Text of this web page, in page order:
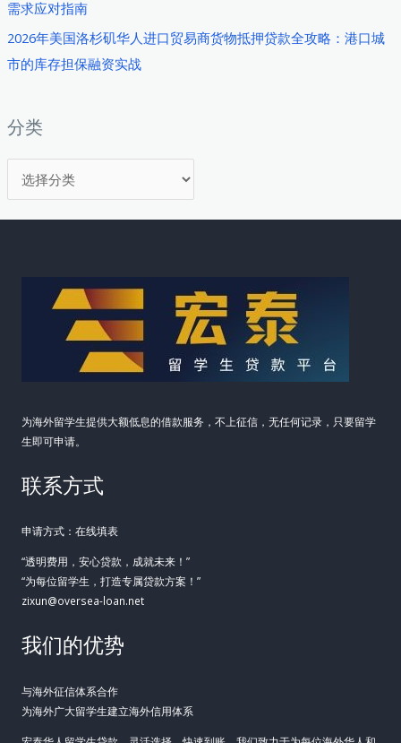
需求应对指南
2026年美国洛杉矶华人进口贸易商货物抵押贷款全攻略：港口城
市的库存担保融资实战
分类
类
先
后
何
成
为海外留学生提供大额低息的借款服务，不上征信，无任何记录，只要留学
生即可申请。
联系方式
申请方式：在线填表
“透明费用，安心贷款，成就未来！”
“为每位留学生，打造专属贷款方案！”
zixun@oversea-loan.net
我们的优势
与海外征信体系合作
为海外广大留学生建立海外信用体系